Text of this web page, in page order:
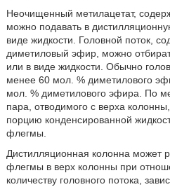
Неочищенный метилацетат,
можно подавать в
виде жидкости. Головной поток,
диметиловый эфир, можно
или в виде жидкости. Обычно
менее 60 мол. % диметилового
мол. % диметилового эфира. По
пара, отводимого с верха
порцию конденсированной
флегмы.
Дистилляционная колонна может
флегмы в верх колонны при
количеству головного потока,